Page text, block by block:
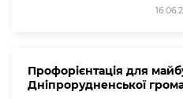
Профорієнтація для
Дніпрорудненської